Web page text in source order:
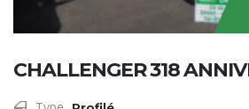
CHALLENGER 318